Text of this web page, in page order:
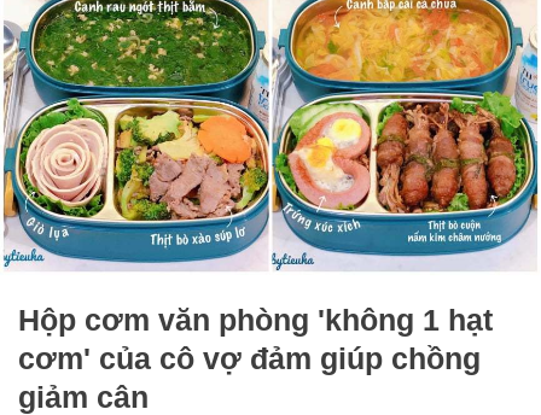
Hộp cơm văn phòng 'không 1 hạt
cơm' của cô vợ đảm giúp chồng
giảm cân